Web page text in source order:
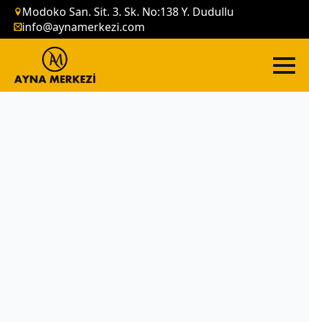
Modoko San. Sit. 3. Sk. No:138 Y. Dudullu
info@aynamerkezi.com